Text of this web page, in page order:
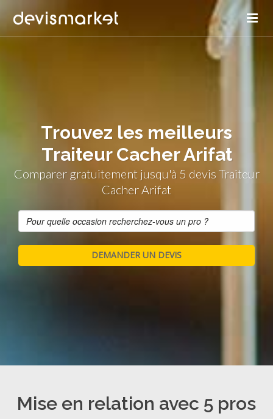
Trouvez les meilleurs
Traiteur Cacher Arifat
Comparer gratuitement jusqu'à 5 devis Traiteur
Cacher Arifat
Mise en relation avec 5 pros